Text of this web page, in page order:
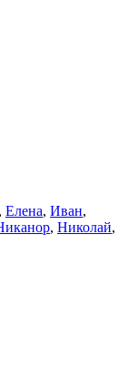
, Елена, Иван,
, Николай,